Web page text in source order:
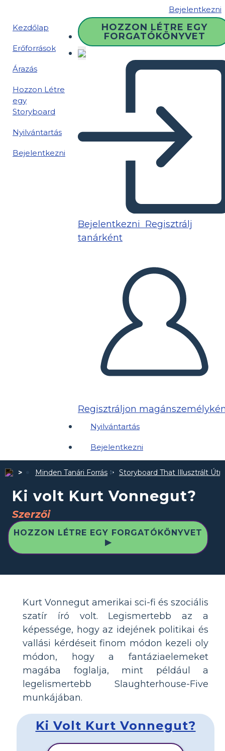
Bejelentkezni
Kezdőlap
Erőforrások
Árazás
Hozzon Létre
egy
Storyboard
Nyilvántartás
Bejelentkezni
HOZZON LÉTRE EGY
FORGATÓKÖNYVET
Bejelentkezni Regisztrálj
tanárként
Regisztráljon
Nyilvántartás
Bejelentkezni
Minden Tanári Forrás Storyboard That Illusztrált
Ki volt Kurt Vonnegut?
Szerzői
HOZZON LÉTRE EGY FORGATÓKÖNYVET
▶
Kurt Vonnegut amerikai sci-fi és szociális
szatír író volt. Legismertebb az a
képessége, hogy az idejének politikai és
vallási kérdéseit finom módon kezeli oly
módon, hogy a fantáziaelemeket
magába foglalja, mint például a
legelismertebb Slaughterhouse-Five
munkájában.
Ki Volt Kurt Vonnegut?